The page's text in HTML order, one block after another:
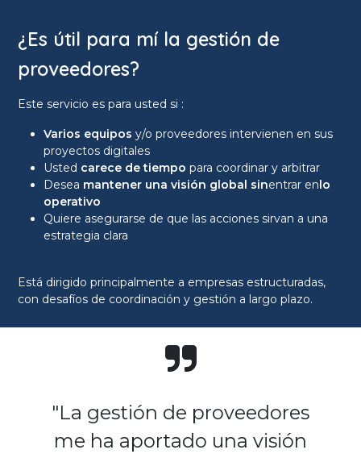
¿Es útil para mí la gestión de
proveedores?
Este servicio es para usted si :
Varios equiposy/o proveedores intervienen en sus
proyectos digitales
Usted carece de tiempopara coordinar y arbitrar
Desea mantener una visión global sinentrar en lo
operativo
Quiere asegurarse de que las acciones sirvan a una
estrategia clara
Está dirigido principalmente a empresas estructuradas,
con desafíos de coordinación y gestión a largo plazo.
"La gestión de proveedores
me ha aportado una visión